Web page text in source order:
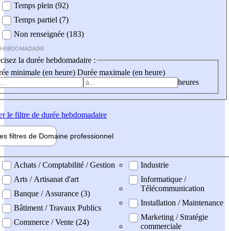
Temps plein (92)
Temps partiel (7)
Non renseignée (183)
la durée hebdomadaire :
minimale (en heure) Durée maximale (en heure)
heures
le filtre de durée hebdomadaire
filtres de Domaine professionnel
professionel
Achats / Comptabilité / Gestion
Arts / Artisanat d'art
Banque / Assurance (3)
Bâtiment / Travaux Publics
Commerce / Vente (24)
Industrie
Informatique /
Télécommunication
Installation / Maintenance
Marketing / Stratégie
commerciale